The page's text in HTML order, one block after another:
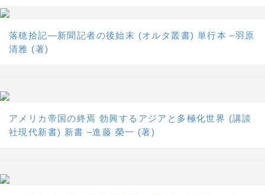
落穂拾記―新聞記者の後始末 (オルタ叢書) 単行本 –羽原
清雅 (著)
アメリカ帝国の終焉 勃興するアジアと多極化世界 (講談
社現代新書) 新書 –進藤 榮一 (著)